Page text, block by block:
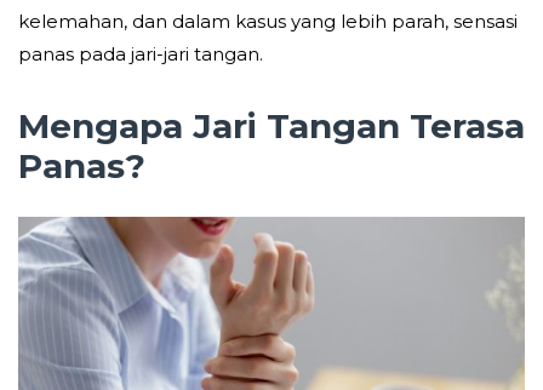
kelemahan, dan dalam kasus yang lebih parah, sensasi
panas pada jari-jari tangan.
Mengapa Jari Tangan Terasa
Panas?